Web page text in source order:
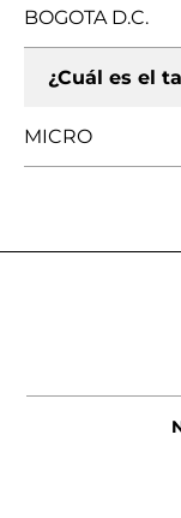
BOGOTA D.C.
¿Cuál es el
MICRO